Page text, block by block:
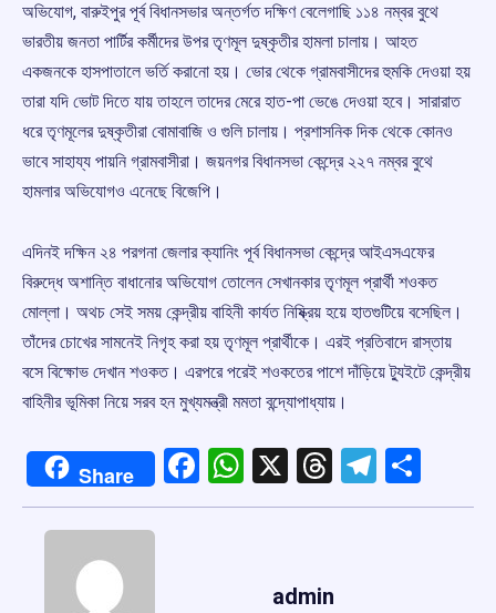
অভিযোগ, বারুইপুর পূর্ব বিধানসভার অন্তর্গত দক্ষিণ বেলেগাছি ১১৪ নম্বর বুথে
ভারতীয় জনতা পার্টির কর্মীদের উপর তৃণমূল দুষ্কৃতীর হামলা চালায়। আহত
একজনকে হাসপাতালে ভর্তি করানো হয়। ভোর থেকে গ্রামবাসীদের হুমকি দেওয়া হয়
তারা যদি ভোট দিতে যায় তাহলে তাদের মেরে হাত-পা ভেঙে দেওয়া হবে। সারারাত
ধরে তৃণমূলের দুষ্কৃতীরা বোমাবাজি ও গুলি চালায়। প্রশাসনিক দিক থেকে কোনও
ভাবে সাহায্য পায়নি গ্রামবাসীরা। জয়নগর বিধানসভা কেন্দ্রে ২২৭ নম্বর বুথে
হামলার অভিযোগও এনেছে বিজেপি।
এদিনই দক্ষিন ২৪ পরগনা জেলার ক্যানিং পূর্ব বিধানসভা কেন্দ্রে আইএসএফের
বিরুদ্ধে অশান্তি বাধানোর অভিযোগ তোলেন সেখানকার তৃণমূল প্রার্থী শওকত
মোল্লা। অথচ সেই সময় কেন্দ্রীয় বাহিনী কার্যত নিষ্ক্রিয় হয়ে হাতগুটিয়ে বসেছিল।
তাঁদের চোখের সামনেই নিগৃহ করা হয় তৃণমূল প্রার্থীকে। এরই প্রতিবাদে রাস্তায়
বসে বিক্ষোভ দেখান শওকত। এরপরে পরেই শওকতের পাশে দাঁড়িয়ে ট্যুইটে কেন্দ্রীয়
বাহিনীর ভূমিকা নিয়ে সরব হন মুখ্যমন্ত্রী মমতা বন্দ্যোপাধ্যায়।
Share Facebook
WhatsApp
X Threads
admin